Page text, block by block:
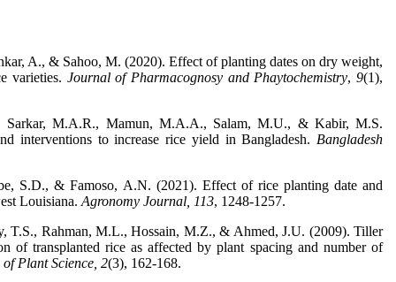
A., & Sahoo, M. (2020). Effect of planting dates on dry weight,
varieties. Journal of Pharmacognosy and Phaytochemistry,9(1),
M.A.R., Mamun, M.A.A., Salam, M.U., & Kabir, M.S.
interventions to increase rice yield in Bangladesh. Bangladesh
S.D., & Famoso, A.N. (2021). Effect of rice planting date and
Louisiana. Agronomy Journal, 113, 1248-1257.
T.S., Rahman, M.L., Hossain, M.Z., & Ahmed, J.U. (2009). Tiller
of transplanted rice as affected by plant spacing and number of
Plant Science, 2(3), 162-168.